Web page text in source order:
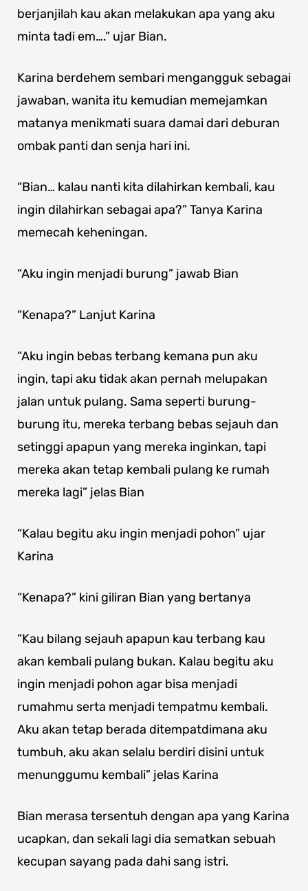
berjanjilah kau akan melakukan apa yang aku
minta tadi em….” ujar Bian.
Karina berdehem sembari mengangguk sebagai
jawaban, wanita itu kemudian memejamkan
matanya menikmati suara damai dari deburan
ombak panti dan senja hari ini.
“Bian… kalau nanti kita dilahirkan kembali, kau
ingin dilahirkan sebagai apa?” Tanya Karina
memecah keheningan.
“Aku ingin menjadi burung” jawab Bian
“Kenapa?” Lanjut Karina
“Aku ingin bebas terbang kemana pun aku
ingin, tapi aku tidak akan pernah melupakan
jalan untuk pulang. Sama seperti burung-
burung itu, mereka terbang bebas sejauh dan
setinggi apapun yang mereka inginkan, tapi
mereka akan tetap kembali pulang ke rumah
mereka lagi” jelas Bian
“Kalau begitu aku ingin menjadi pohon” ujar
Karina
“Kenapa?” kini giliran Bian yang bertanya
“Kau bilang sejauh apapun kau terbang kau
akan kembali pulang bukan. Kalau begitu aku
ingin menjadi pohon agar bisa menjadi
rumahmu serta menjadi tempatmu kembali.
Aku akan tetap berada ditempatdimana aku
tumbuh, aku akan selalu berdiri disini untuk
menunggumu kembali” jelas Karina
Bian merasa tersentuh dengan apa yang Karina
ucapkan, dan sekali lagi dia sematkan sebuah
kecupan sayang pada dahi sang istri.